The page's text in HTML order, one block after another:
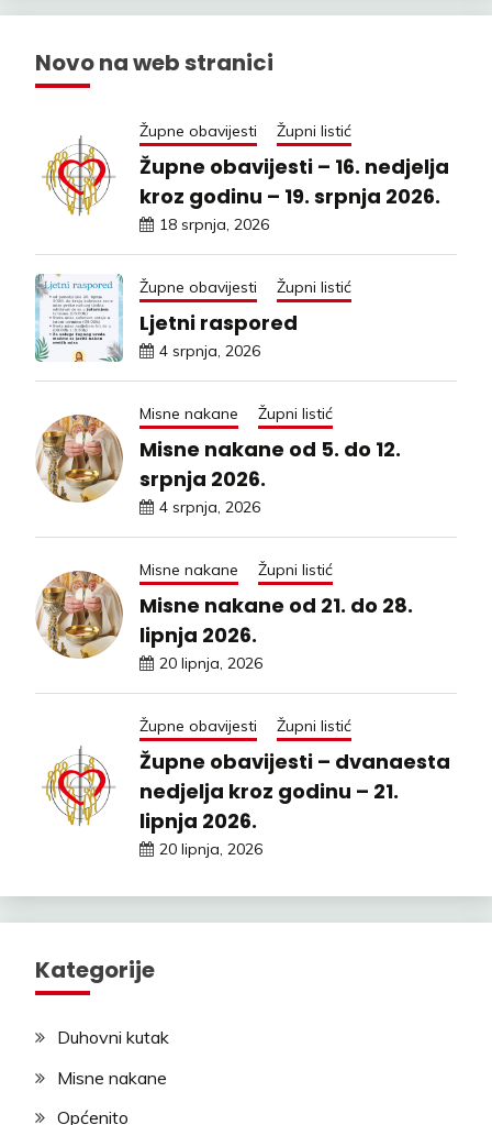
Novo na web stranici
Župne obavijesti Župni listić
Župne obavijesti – 16. nedjelja
kroz godinu – 19. srpnja 2026.
18 srpnja, 2026
Župne obavijesti Župni listić
Ljetni raspored
4 srpnja, 2026
Misne nakane Župni listić
Misne nakane od 5. do 12.
srpnja 2026.
4 srpnja, 2026
Misne nakane Župni listić
Misne nakane od 21. do 28.
lipnja 2026.
20 lipnja, 2026
Župne obavijesti Župni listić
Župne obavijesti – dvanaesta
nedjelja kroz godinu – 21.
lipnja 2026.
20 lipnja, 2026
Kategorije
Duhovni kutak
Misne nakane
Općenito